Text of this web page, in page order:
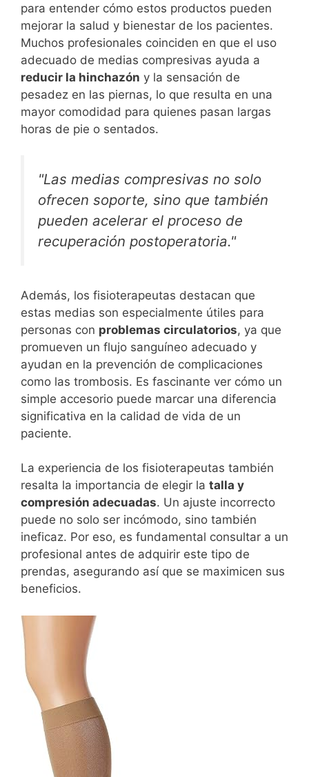
para entender cómo estos productos pueden
mejorar la salud y bienestar de los pacientes.
Muchos profesionales coinciden en que el uso
adecuado de medias compresivas ayuda a
reducir la hinchazón y la sensación de
pesadez en las piernas, lo que resulta en una
mayor comodidad para quienes pasan largas
horas de pie o sentados.
"Las medias compresivas no solo
ofrecen soporte, sino que también
pueden acelerar el proceso de
recuperación postoperatoria."
Además, los fisioterapeutas destacan que
estas medias son especialmente útiles para
personas con problemas circulatorios, ya que
promueven un flujo sanguíneo adecuado y
ayudan en la prevención de complicaciones
como las trombosis. Es fascinante ver cómo un
simple accesorio puede marcar una diferencia
significativa en la calidad de vida de un
paciente.
La experiencia de los fisioterapeutas también
resalta la importancia de elegir la talla y
compresión adecuadas. Un ajuste incorrecto
puede no solo ser incómodo, sino también
ineficaz. Por eso, es fundamental consultar a un
profesional antes de adquirir este tipo de
prendas, asegurando así que se maximicen sus
beneficios.